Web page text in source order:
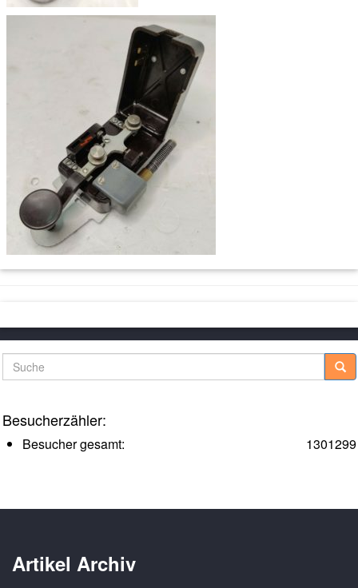
Suche
Besucherzähler:
1301299
Besucher gesamt:
Artikel Archiv